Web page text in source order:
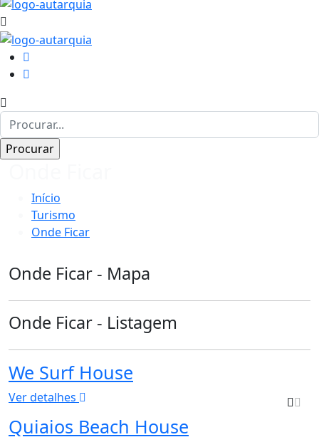
Início
Turismo
Onde Ficar
Onde Ficar - Mapa
Onde Ficar - Listagem
We Surf House
Ver detalhes
Quiaios Beach House